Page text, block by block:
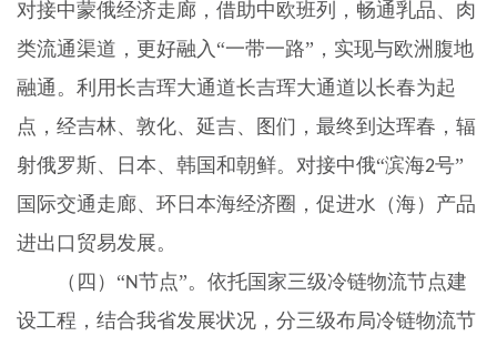
对接中蒙俄经济走廊，借助中欧班列，畅通乳品、肉
类流通渠道，更好融入“一带一路”，实现与欧洲腹地
融通。利用长吉珲大通道长吉珲大通道以长春为起
点，经吉林、敦化、延吉、图们，最终到达珲春，辐
射俄罗斯、日本、韩国和朝鲜。对接中俄“滨海2号”
国际交通走廊、环日本海经济圈，促进水（海）产品
进出口贸易发展。
（四）“N节点”。依托国家三级冷链物流节点建
设工程，结合我省发展状况，分三级布局冷链物流节